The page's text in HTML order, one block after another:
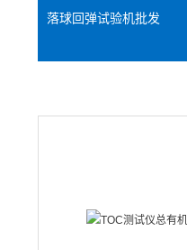
落球回弹试验机批发